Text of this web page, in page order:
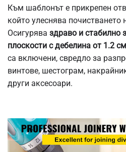
Към шаблонът е прикрепен
който улеснява почистването
Осигурява здраво и стабилно
плоскости с дебелина от 1.2
са включени, свредло за
винтове, шестограм,
други аксесоари.